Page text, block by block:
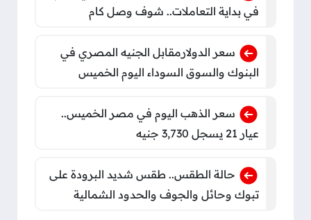
في بداية التعاملات.. شوف وصل كام
سعر الدولارمقابل الجنيه المصري في
البنوك والسوق السوداء اليوم الخميس
سعر الذهب اليوم في مصر الخميس..
عيار 21 يسجل 3,730 جنيه
حالة الطقس.. طقس شديد البرودة على
تبوك وحائل والجوف والحدود الشمالية